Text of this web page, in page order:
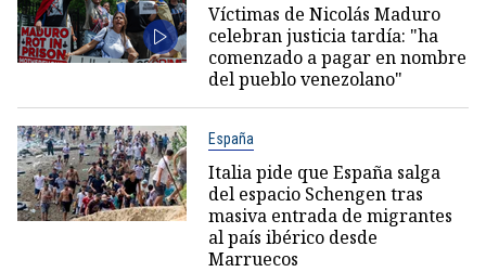
Víctimas de Nicolás Maduro
celebran justicia tardía: "ha
comenzado a pagar en nombre
del pueblo venezolano"
España
Italia pide que España salga
del espacio Schengen tras
masiva entrada de migrantes
al país ibérico desde
Marruecos